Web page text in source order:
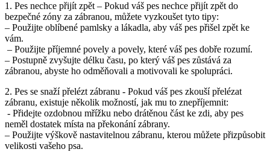
1. Pes nechce‌ přijít zpět – Pokud váš ⁣pes‍ nechce přijít ⁤zpět do
bezpečné zóny za zábranou, můžete vyzkoušet tyto tipy:
– Použijte ⁣oblíbené pamlsky a lákadla,⁤ aby váš pes​ přišel zpět ke
vám.
⁢ – Použijte příjemné ‌povely a povely, které váš pes dobře rozumí.
– Postupně ‍zvyšujte délku času,⁣ po ‍který váš⁤ pes ⁤zůstává za
zábranou, abyste ⁢ho odměňovali ⁤a motivovali ke spolupráci.
2. Pes se snaží přelézt zábranu ⁤- Pokud váš⁤ pes zkouší přelézat
zábranu, existuje několik⁢ možností, jak mu to znepříjemnit:
⁤ -‍ Přidejte ozdobnou mřížku nebo drátěnou část ke ​zdi, aby pes
neměl dostatek místa na ⁣překonání zábrany.
– Použijte výškově nastavitelnou zábranu, kterou můžete přizpůsobit
velikosti‌ vašeho psa.